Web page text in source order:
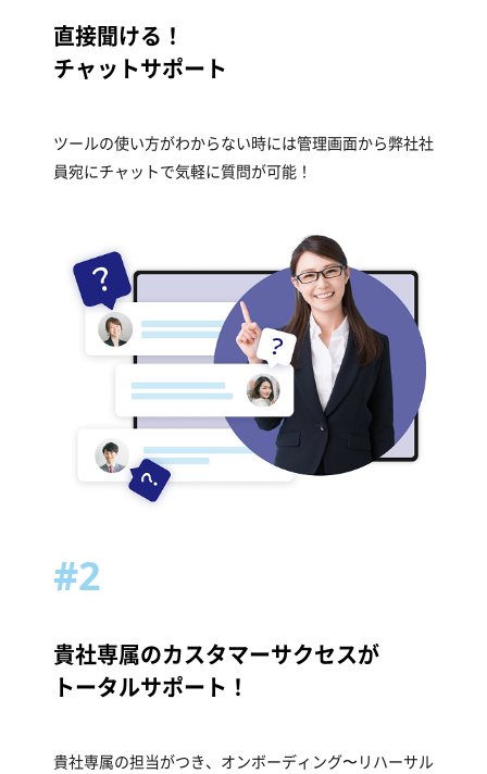
直接聞ける！
チャットサポート
ツールの使い方がわからない時には管理画面から弊社社
員宛にチャットで気軽に質問が可能！
#2
貴社専属のカスタマーサクセスが
トータルサポート！
貴社専属の担当がつき、オンボーディング〜リハーサル